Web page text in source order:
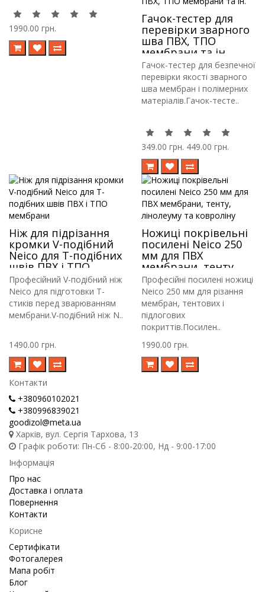
1990.00 грн.
Гачок-тестер для
перевірки зварного
шва ПВХ, ТПО
мембрани та ін.
Гачок-тестер для безпечної
перевірки якості зварного
шва мембран і полімерних
матеріалів.Гачок-тесте..
349.00 грн. 449.00 грн.
Ніж для підрізання
кромки V-подібний
Neico для Т-подібних
швів ПВХ і ТПО
мембрани
Професійний V-подібний ніж
Neico для підготовки Т-
стиків перед зварюванням
мембрани.V-подібний ніж N..
1490.00 грн.
Ножиці покрівельні
посилені Neico 250
мм для ПВХ
мембрани, тенту,
лінолеуму та
ковроліну
Професійні посилені ножиці
Neico 250 мм для різання
мембран, тентових і
підлогових
покриттів.Посилен..
1990.00 грн.
Контакти
+380960102021
+380996839021
goodizol@meta.ua
Харків, вул. Сергія Тархова, 13
Графік роботи: Пн-Сб - 8:00-20:00, Нд - 9:00-17:00
Інформація
Про нас
Доставка і оплата
Повернення
Контакти
Корисне
Сертифікати
Фотогалерея
Мапа робіт
Блог